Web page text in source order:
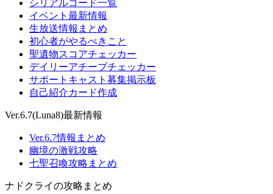
シリアルコード一覧
イベント最新情報
生放送情報まとめ
初心者がやるべきこと
聖遺物スコアチェッカー
デイリーアチーブチェッカー
サポートキャスト募集掲示板
自己紹介カード作成
Ver.6.7(Luna8)最新情報
Ver.6.7情報まとめ
幽境の激戦攻略
七聖召喚攻略まとめ
ナドクライの攻略まとめ